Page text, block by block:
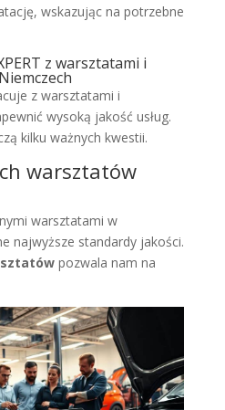
wskazując na potrzebne
z warsztatami i
z warsztatami i
wysoką jakość usług.
kilku ważnych kwestii.
warsztatów
warsztatami w
najwyższe standardy jakości.
pozwala nam na